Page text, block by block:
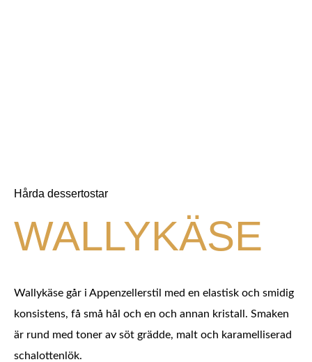
Hårda dessertostar
WALLYKÄSE
Wallykäse går i Appenzellerstil med en elastisk och smidig
konsistens, få små hål och en och annan kristall. Smaken
är rund med toner av söt grädde, malt och karamelliserad
schalottenlök.